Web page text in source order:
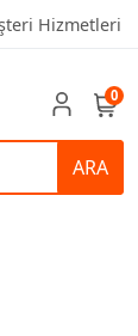
Hizmetleri
ARA
0